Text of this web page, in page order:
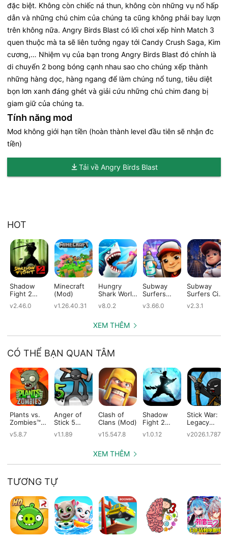
đặc biệt. Không còn chiếc ná thun, không còn những vụ nổ hấp
dẫn và những chú chim của chúng ta cũng không phải bay lượn
trên không nữa. Angry Birds Blast có lối chơi xếp hình Match 3
quen thuộc mà ta sẽ liên tưởng ngay tới Candy Crush Saga, Kim
cương,… Nhiệm vụ của bạn trong Angry Birds Blast đó chính là
di chuyển 2 bong bóng cạnh nhau sao cho chúng xếp thành
những hàng dọc, hàng ngang để làm chúng nổ tung, tiêu diệt
bọn lơn xanh đáng ghét và giải cứu những chú chim đang bị
giam giữ của chúng ta.
Tính năng mod
Mod không giới hạn tiền (hoàn thành level đầu tiên sẽ nhận đc
tiền)
Tải về Angry Birds Blast
HOT
Shadow
Fight 2
v2.46.0
Minecraft
(Mod)
v1.26.40.31
Hungry
Shark World
v8.0.2
Subway
Surfers
v3.66.0
Subway
Surfers City
v2.3.1
XEM THÊM
CÓ THỂ BẠN QUAN TÂM
Plants vs.
Zombies™
v5.8.7
Anger of
Stick 5
v1.1.89
Clash of
Clans (Mod)
v15.547.8
Shadow
Fight 2
Edition
v1.0.12
Stick War:
Legacy
v2026.1.787
XEM THÊM
TƯƠNG TỰ